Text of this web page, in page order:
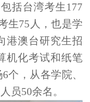
括台湾考生 177
生75 人，也是学
港澳台研究生招
机化考试和纸笔
6个，从各学院、
员50余名。